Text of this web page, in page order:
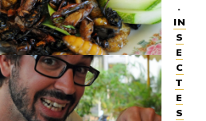
.
IN
S
E
C
T
E
S